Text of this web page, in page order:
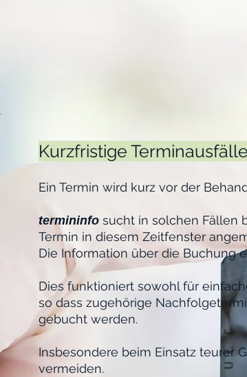
Kurzfristige
Ein Termin wird kurz vor der
termininfo sucht in solchen Fällen
Termin in diesem Zeitfenster
Die Information über die Buchung
Dies funktioniert sowohl für
so dass zugehörige
gebucht werden.
Insbesondere beim Einsatz teurer
vermeiden.